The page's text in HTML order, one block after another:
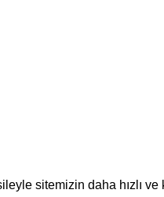
sitemizin daha hızlı ve